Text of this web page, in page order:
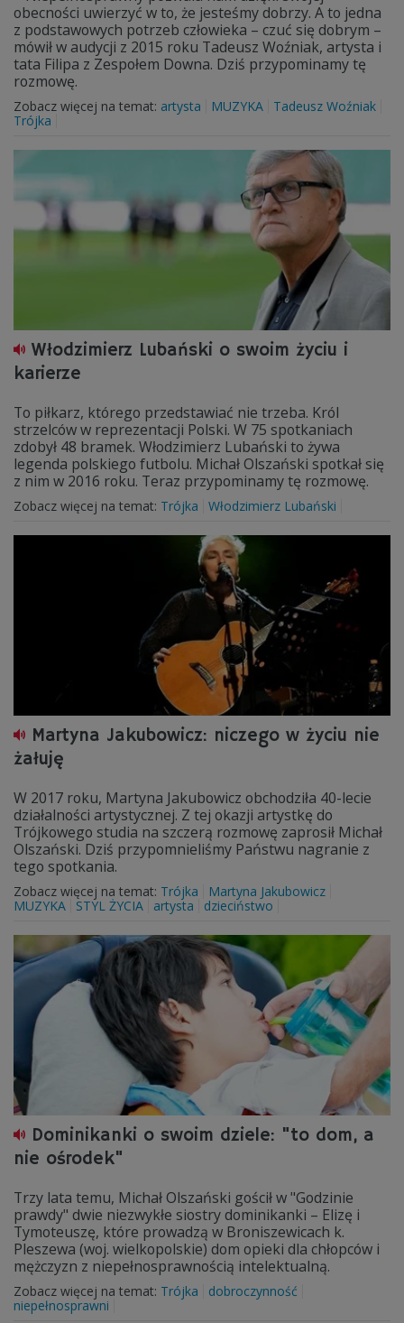
obecności uwierzyć w to, że jesteśmy dobrzy. A to jedna
z podstawowych potrzeb człowieka – czuć się dobrym –
mówił w audycji z 2015 roku Tadeusz Woźniak, artysta i
tata Filipa z Zespołem Downa. Dziś przypominamy tę
rozmowę.
Zobacz więcej na temat: artysta MUZYKA
Tadeusz Woźniak
Trójka
Włodzimierz Lubański o swoim życiu i
karierze
To piłkarz, którego przedstawiać nie trzeba. Król
strzelców w reprezentacji Polski. W 75 spotkaniach
zdobył 48 bramek. Włodzimierz Lubański to żywa
legenda polskiego futbolu. Michał Olszański spotkał się
z nim w 2016 roku. Teraz przypominamy tę rozmowę.
Zobacz więcej na temat: Trójka Włodzimierz Lubański
Martyna Jakubowicz: niczego w życiu nie
żałuję
W 2017 roku, Martyna Jakubowicz obchodziła 40-lecie
działalności artystycznej. Z tej okazji artystkę do
Trójkowego studia na szczerą rozmowę zaprosił Michał
Olszański. Dziś przypomnieliśmy Państwu nagranie z
tego spotkania.
Zobacz więcej na temat: Trójka
Martyna Jakubowicz
MUZYKA
STYL ŻYCIA artysta dzieciństwo
Dominikanki o swoim dziele: "to dom, a
nie ośrodek"
Trzy lata temu, Michał Olszański gościł w "Godzinie
prawdy" dwie niezwykłe siostry dominikanki – Elizę i
Tymoteuszę, które prowadzą w Broniszewicach k.
Pleszewa (woj. wielkopolskie) dom opieki dla chłopców i
mężczyzn z niepełnosprawnością intelektualną.
Zobacz więcej na temat: Trójka
dobroczynność
niepełnosprawni